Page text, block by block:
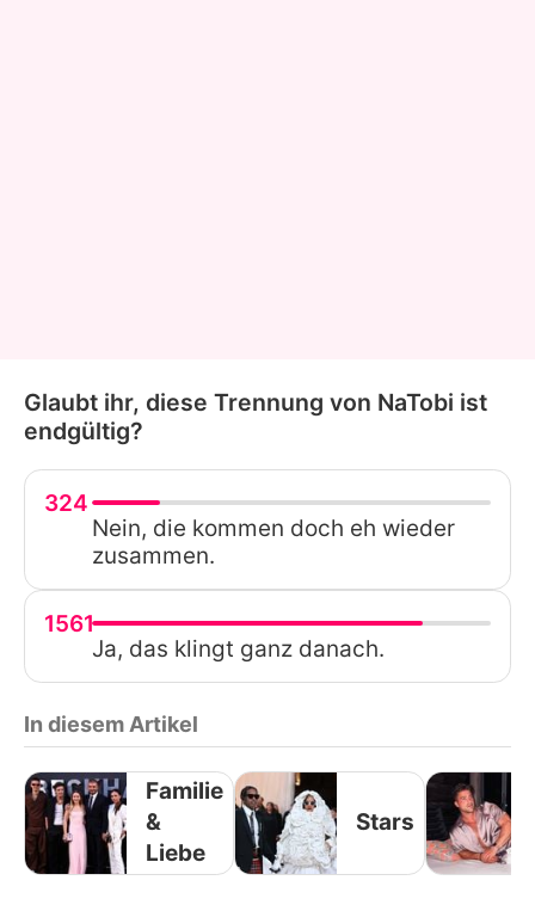
Glaubt ihr, diese Trennung von NaTobi ist
endgültig?
324
Nein, die kommen doch eh wieder
zusammen.
1561
Ja, das klingt ganz danach.
In diesem Artikel
Familie
&
Liebe
Stars